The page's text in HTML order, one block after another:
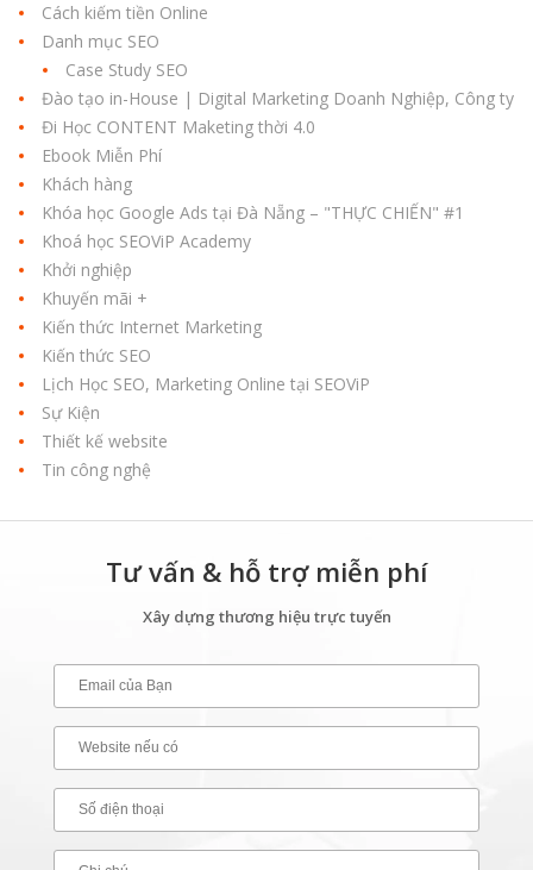
Cách kiếm tiền Online
Danh mục SEO
Case Study SEO
Đào tạo in-House | Digital Marketing Doanh Nghiệp, Công ty
Đi Học CONTENT Maketing thời 4.0
Ebook Miễn Phí
Khách hàng
Khóa học Google Ads tại Đà Nẵng – "THỰC CHIẾN" #1
Khoá học SEOViP Academy
Khởi nghiệp
Khuyến mãi +
Kiến thức Internet Marketing
Kiến thức SEO
Lịch Học SEO, Marketing Online tại SEOViP
Sự Kiện
Thiết kế website
Tin công nghệ
Tư vấn & hỗ trợ miễn phí
Xây dựng thương hiệu trực tuyến